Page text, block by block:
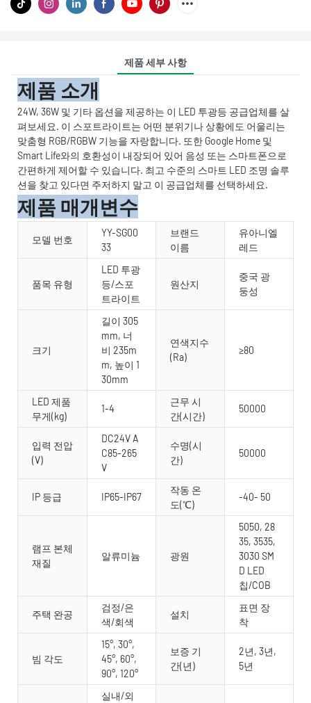
제품 세부 사항
제품 소개
24W, 36W 및 기타 옵션을 제공하는 이 LED 투광등 공급업체를 살
펴보세요. 이 스포트라이트는 어떤 분위기나 상황에도 어울리는
맞춤형 RGB/RGBW 기능을 자랑합니다. 또한 Google Home 및
Smart Life와의 호환성이 내장되어 있어 음성 또는 스마트폰으로
간편하게 제어할 수 있습니다. 최고 수준의 스마트 LED 조명 솔루
션을 찾고 있다면 주저하지 말고 이 공급업체를 선택하세요.
제품 매개변수
모델 번호
YY-SG00
33
브랜드
이름
유아니엘
레드
품목 유형
LED 투광
등/스포
트라이트
원산지
중국 광
둥성
크기
길이 305
mm, 너
비 235m
m, 높이 1
30mm
연색지수
(Ra)
≥80
LED 제품
무게(kg)
1-4
근무 시
간(시간)
50000
입력 전압
(V)
DC24V A
C85-265
V
수명(시
간)
50000
IP 등급 IP65-IP67
작동 온
도(℃)
-40- 50
램프 본체
재질
알류미늄 광원
5050, 28
35, 3535,
3030 SM
D LED
칩/COB
주택 완공
검정/은
색/회색
설치
표면 장
착
빔 각도
15°, 30°,
45°, 60°,
90°, 120°
보증 기
간(년)
2년, 3년,
5년
실내/외